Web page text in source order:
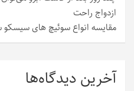
ازدواج راحت
مقایسه انواع سوئیچ های سیسکو سری
آخرین دیدگاه‌ها